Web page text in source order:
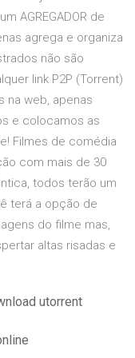
AGREGADOR de
agrega e organiza
não são
link P2P (Torrent)
na web, apenas
e colocamos as
Filmes de comédia
com mais de 30
todos terão um
terá a opção de
do filme mas,
altas risadas e
utorrent